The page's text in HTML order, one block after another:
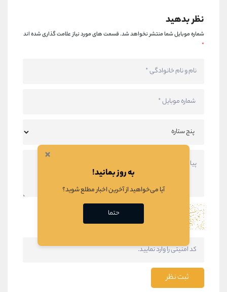
نظر بدهید
شماره موبایل شما منتشر نخواهد شد.قسمت های مورد نیاز علامت گذاری شده اند
*
ثبت نظر
×
به روز بمانید!
آیا می‌خواهید از آخرین اخبار مطلع شوید؟
حتما